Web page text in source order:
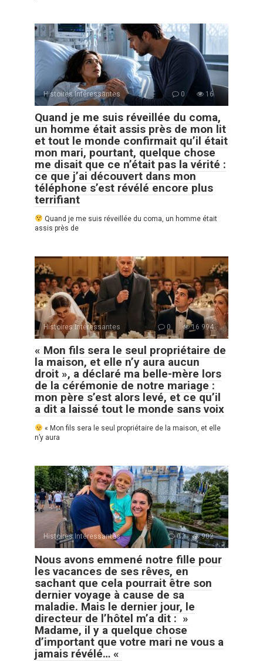
Histoires Intéressantes 0 16
Quand je me suis réveillée du coma,
un homme était assis près de mon lit
et tout le monde confirmait qu’il était
mon mari, pourtant, quelque chose
me disait que ce n’était pas la vérité :
ce que j’ai découvert dans mon
téléphone s’est révélé encore plus
terrifiant
Quand je me suis réveillée du coma, un homme était
assis près de
Histoires Intéressantes 0 16 994
« Mon fils sera le seul propriétaire de
la maison, et elle n’y aura aucun
droit », a déclaré ma belle-mère lors
de la cérémonie de notre mariage :
mon père s’est alors levé, et ce qu’il
a dit a laissé tout le monde sans voix
« Mon fils sera le seul propriétaire de la maison, et elle
n’y aura
Histoires Intéressantes 0 902
Nous avons emmené notre fille pour
les vacances de ses rêves, en
sachant que cela pourrait être son
dernier voyage à cause de sa
maladie. Mais le dernier jour, le
directeur de l’hôtel m’a dit : »
Madame, il y a quelque chose
d’important que votre mari ne vous a
jamais révélé… «